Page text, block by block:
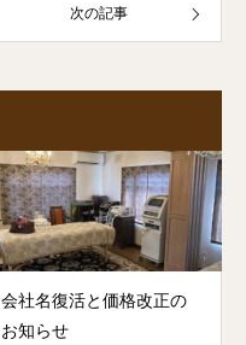
次の記事
会社名復活と価格改正の
お知らせ